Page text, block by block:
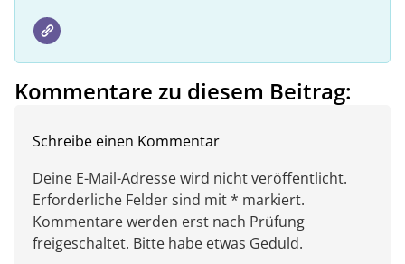
Kommentare zu diesem Beitrag:
Schreibe einen Kommentar
Deine E-Mail-Adresse wird nicht veröffentlicht.
Erforderliche Felder sind mit * markiert.
Kommentare werden erst nach Prüfung
freigeschaltet. Bitte habe etwas Geduld.